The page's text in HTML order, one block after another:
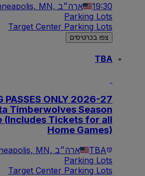
19:30 Minneapolis, MN, ארה״ב
Parking Lots
Target Center Parking Lots
צפו בכרטיסים
TBA
PASSES ONLY 2026-27
Timberwolves Season
(Includes Tickets for all
Home Games)
TBA Minneapolis, MN, ארה״ב
Parking Lots
Target Center Parking Lots